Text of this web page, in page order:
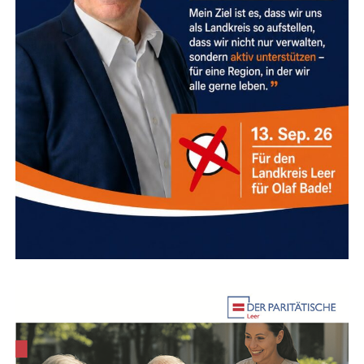
Anzeige
Anmel­de­schluss:Mon­tag, 24. August 2026
Ansprech­part­ne­rin:
Tom­ke Hamer (Gleich­stel­
lungs­be­auf­trag­te der Stadt Leer)
Tele­fon: 0491 9782–315
E‑Mail:Tomke.Hamer@Leer.de